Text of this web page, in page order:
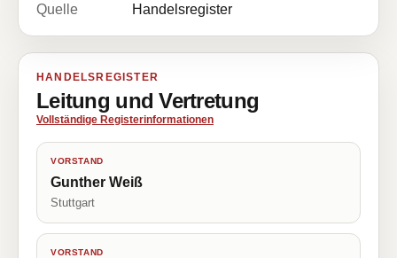
Quelle
Handelsregister
HANDELSREGISTER
Leitung und Vertretung
Vollständige Registerinformationen
VORSTAND
Gunther Weiß
Stuttgart
VORSTAND